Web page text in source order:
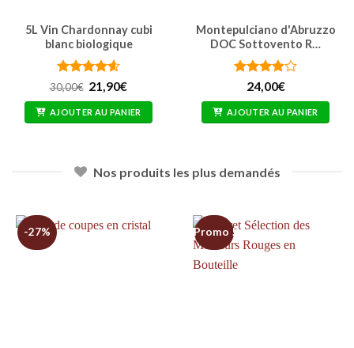
5L Vin Chardonnay cubi
blanc biologique
Note 4.62
30,00€ Le
initial
était :
21,90€Le
actuel
est :
AJOUTER AU PANIER
Montepulciano d'Abruzzo
DOC Sottovento R…
Note
5
24,00€
AJOUTER AU PANIER
Nos produits les plus demandés
-27% Promo !